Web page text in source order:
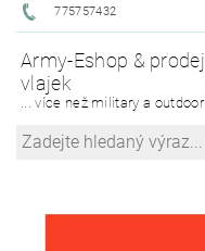
775757432
Army-Eshop & prodej
vlajek
... více než military a outdoor